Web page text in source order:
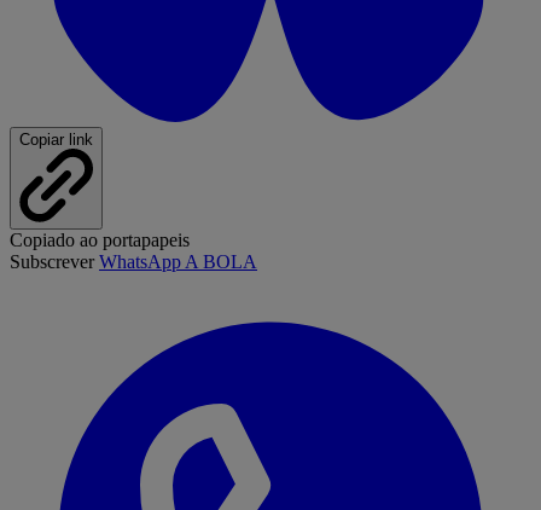
Copiar link
Copiado ao portapapeis
SubscreverWhatsApp A BOLA